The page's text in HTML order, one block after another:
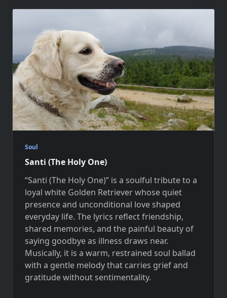
Soul
Santi (The Holy One)
“Santi (The Holy One)” is a soulful tribute to a
loyal white Golden Retriever whose quiet
presence and unconditional love shaped
everyday life. The lyrics reflect friendship,
shared memories, and the painful beauty of
saying goodbye as illness draws near.
Musically, it is a warm, restrained soul ballad
with a gentle melody that carries grief and
gratitude without sentimentality.